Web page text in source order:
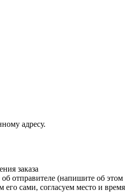
адресу.
заказа
отправителе (напишите об этом
сами, согласуем место и